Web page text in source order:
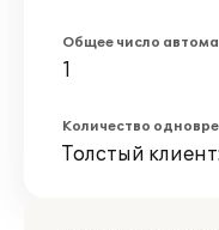
Общее число
1
Количество
Толстый